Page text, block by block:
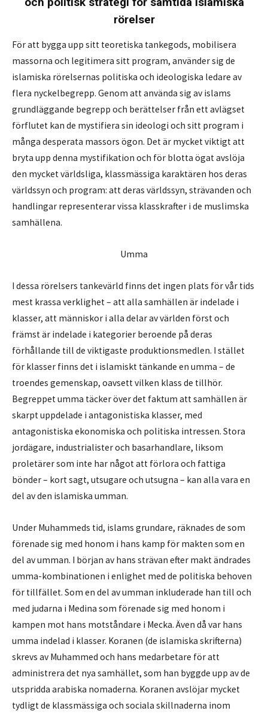
rörelser
För att bygga upp sitt teoretiska tankegods, mobilisera
massorna och legitimera sitt program, använder sig de
islamiska rörelsernas politiska och ideologiska ledare av
flera nyckelbegrepp. Genom att använda sig av islams
grundläggande begrepp och berättelser från ett avlägset
förflutet kan de mystifiera sin ideologi och sitt program i
många desperata massors ögon. Det är mycket viktigt att
bryta upp denna mystifikation och för blotta ögat avslöja
den mycket världsliga, klassmässiga karaktären hos deras
världssyn och program: att deras världssyn, strävanden och
handlingar representerar vissa klasskrafter i de muslimska
samhällena.
Umma
I dessa rörelsers tankevärld finns det ingen plats för vår tids
mest krassa verklighet – att alla samhällen är indelade i
klasser, att människor i alla delar av världen först och
främst är indelade i kategorier beroende på deras
förhållande till de viktigaste produktionsmedlen. I stället
för klasser finns det i islamiskt tänkande en umma – de
troendes gemenskap, oavsett vilken klass de tillhör.
Begreppet umma täcker över det faktum att samhällen är
skarpt uppdelade i antagonistiska klasser, med
antagonistiska ekonomiska och politiska intressen. Stora
jordägare, industrialister och basarhandlare, liksom
proletärer som inte har något att förlora och fattiga
bönder – kort sagt, utsugare och utsugna – kan alla vara en
del av den islamiska umman.
Under Muhammeds tid, islams grundare, räknades de som
förenade sig med honom i hans kamp för makten som en
del av umman. I början av hans strävan efter makt ändrades
umma-kombinationen i enlighet med de politiska behoven
för tillfället. Som en del av umman inkluderade han till och
med judarna i Medina som förenade sig med honom i
kampen mot hans motståndare i Mecka. Även då var hans
umma indelad i klasser. Koranen (de islamiska skrifterna)
skrevs av Muhammed och hans medarbetare för att
administrera det nya samhället, som han byggde upp av de
utspridda arabiska nomaderna. Koranen avslöjar mycket
tydligt de klassmässiga och sociala skillnaderna inom